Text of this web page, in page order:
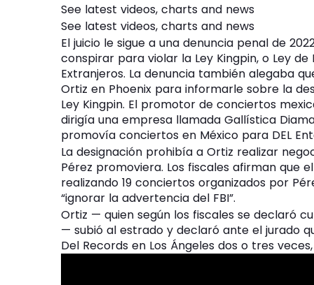
See latest videos, charts and news
See latest videos, charts and news
El juicio le sigue a una denuncia penal de
conspirar para violar la Ley Kingpin, o Ley
Extranjeros. La denuncia también alegaba
Ortiz en Phoenix para informarle sobre la
Ley Kingpin. El promotor de conciertos
dirigía una empresa llamada Gallística
promovía conciertos en México para DEL
La designación prohibía a Ortiz realizar
Pérez promoviera. Los fiscales afirman que
realizando 19 conciertos organizados por
“ignorar la advertencia del FBI”.
Ortiz — quien según los fiscales se declaró
— subió al estrado y declaró ante el jurado
Del Records en Los Ángeles dos o tres veces,